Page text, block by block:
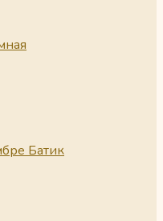
Батик